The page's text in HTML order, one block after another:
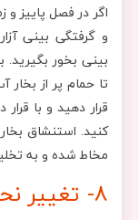
اگر در فصل پاییز و
و گرفتگی بینی
بینی بخور
تا حمام پر از
قرار دهید و با
کنید. استنشاق
مخاط شده و به
8- تغییر نحوه خوابیدن